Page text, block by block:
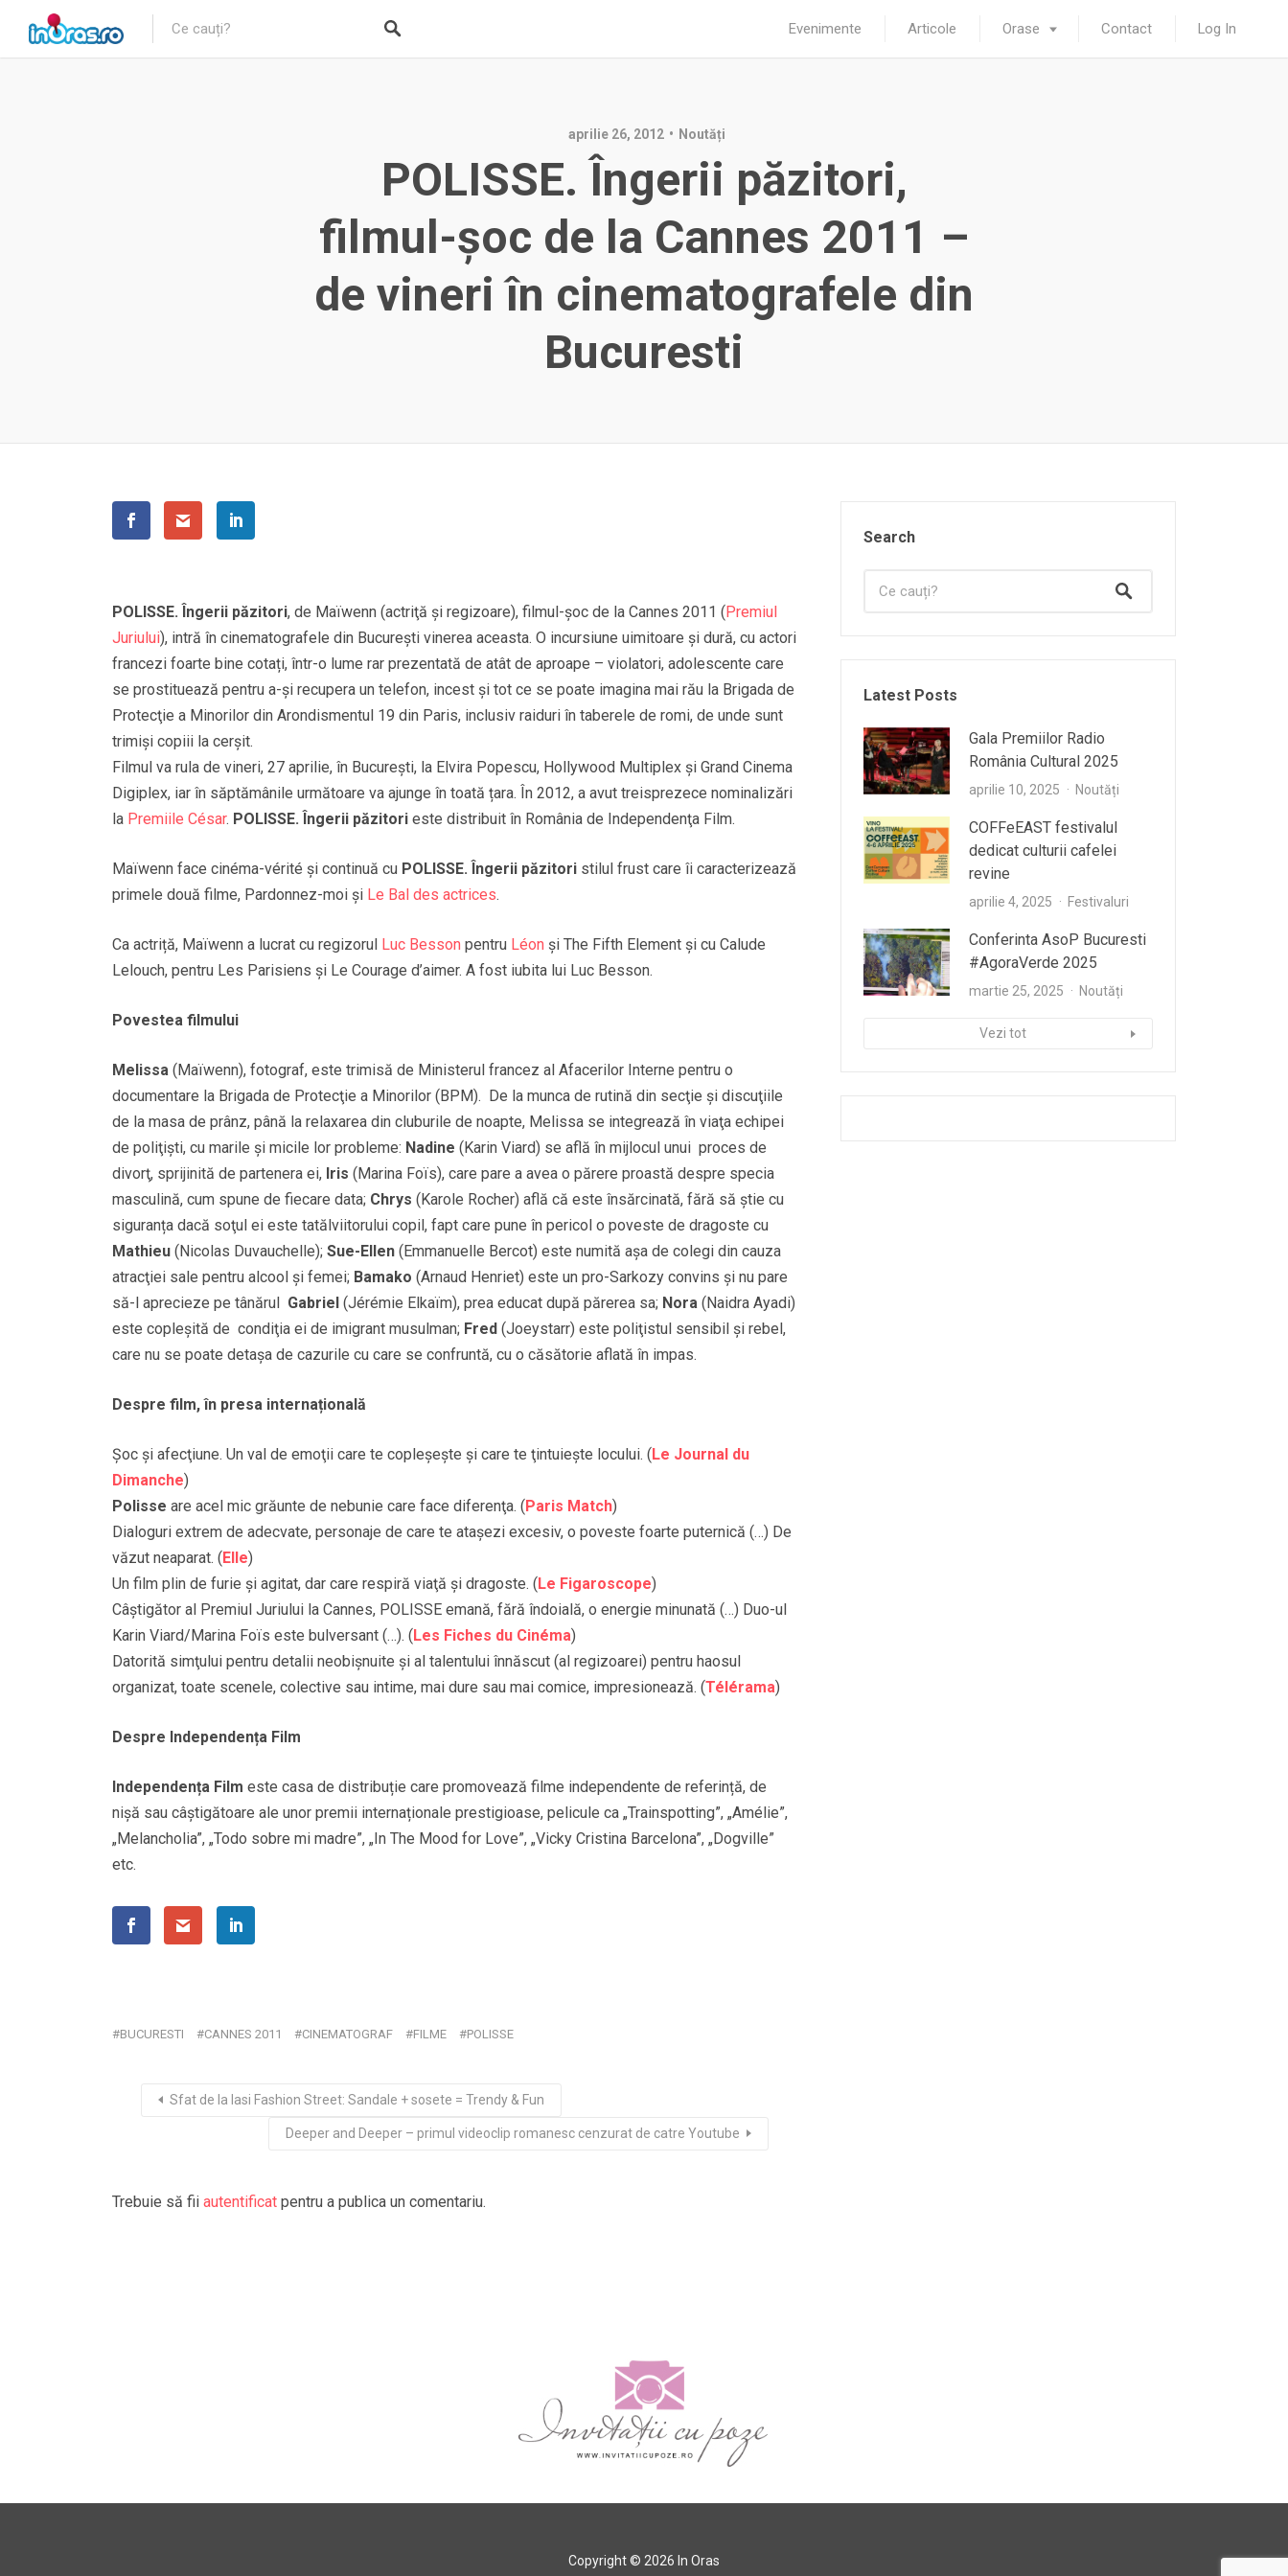
Evenimente Articole Orase Contact Log In
aprilie 26, 2012 Noutăți
POLISSE. Îngerii păzitori,
filmul-şoc de la Cannes 2011 –
de vineri în cinematografele din
Bucuresti
POLISSE. Îngerii păzitori, de Maïwenn (actriţă şi regizoare), filmul-şoc de la Cannes 2011 ( Premiul
Juriului), intră în cinematografele din Bucureşti vinerea aceasta. O incursiune uimitoare și dură, cu actori
francezi foarte bine cotați, într-o lume rar prezentată de atât de aproape – violatori, adolescente care
se prostituează pentru a-şi recupera un telefon, incest şi tot ce se poate imagina mai rău la Brigada de
Protecţie a Minorilor din Arondismentul 19 din Paris, inclusiv raiduri în taberele de romi, de unde sunt
trimişi copiii la cerşit.
Filmul va rula de vineri, 27 aprilie, în București, la Elvira Popescu, Hollywood Multiplex și Grand Cinema
Digiplex, iar în săptămânile următoare va ajunge în toată țara. În 2012, a avut treisprezece nominalizări
la Premiile César. POLISSE. Îngerii păzitori este distribuit în România de Independenţa Film.
Maïwenn face cinéma-vérité și continuă cu POLISSE. Îngerii păzitori stilul frust care îi caracterizează
primele două filme, Pardonnez-moi şi Le Bal des actrices.
Ca actriță, Maïwenn a lucrat cu regizorul Luc Besson pentru Léon şi The Fifth Element și cu Calude
Lelouch, pentru Les Parisiens şi Le Courage d’aimer. A fost iubita lui Luc Besson.
Povestea filmului
Melissa (Maïwenn), fotograf, este trimisă de Ministerul francez al Afacerilor Interne pentru o
documentare la Brigada de Protecţie a Minorilor (BPM). De la munca de rutină din secţie şi discuţiile
de la masa de prânz, până la relaxarea din cluburile de noapte, Melissa se integrează în viaţa echipei
de poliţişti, cu marile şi micile lor probleme: Nadine (Karin Viard) se află în mijlocul unui proces de
divorţ, sprijinită de partenera ei, Iris (Marina Foïs), care pare a avea o părere proastă despre specia
masculină, cum spune de fiecare data; Chrys (Karole Rocher) află că este însărcinată, fără să știe cu
siguranța dacă soţul ei este tatălviitorului copil, fapt care pune în pericol o poveste de dragoste cu
Mathieu (Nicolas Duvauchelle); Sue-Ellen (Emmanuelle Bercot) este numită aşa de colegi din cauza
atracţiei sale pentru alcool şi femei; Bamako (Arnaud Henriet) este un pro-Sarkozy convins şi nu pare
să-l aprecieze pe tânărul Gabriel (Jérémie Elkaïm), prea educat după părerea sa; Nora (Naidra Ayadi)
este copleşită de condiţia ei de imigrant musulman; Fred (Joeystarr) este poliţistul sensibil şi rebel,
care nu se poate detaşa de cazurile cu care se confruntă, cu o căsătorie aflată în impas.
Despre film,în presa internațională
Şoc şi afecţiune. Un val de emoţii care te copleşeşte şi care te ţintuieşte locului. ( Le Journal du
Dimanche)
Polisse are acel mic grăunte de nebunie care face diferenţa. ( Paris Match)
Dialoguri extrem de adecvate, personaje de care te ataşezi excesiv, o poveste foarte puternică (…) De
văzut neaparat. ( Elle)
Un film plin de furie și agitat, dar care respiră viaţă şi dragoste. ( Le Figaroscope)
Câștigător al Premiul Juriului la Cannes, POLISSE emană, fără îndoială, o energie minunată (…) Duo-ul
Karin Viard/Marina Foïs este bulversant (…). ( Les Fiches du Cinéma)
Datorită simţului pentru detalii neobişnuite şi al talentului înnăscut (al regizoarei) pentru haosul
organizat, toate scenele, colective sau intime, mai dure sau mai comice, impresionează. (Télérama)
Despre Independența Film
Independența Film este casa de distribuție care promovează filme independente de referință, de
nișă sau câștigătoare ale unor premii internaționale prestigioase, pelicule ca „Trainspotting”, „Amélie”,
„Melancholia”, „Todo sobre mi madre”, „In The Mood for Love”, „Vicky Cristina Barcelona”, „Dogville”
etc.
BUCURESTI CANNES 2011 CINEMATOGRAF FILME POLISSE
Sfat de la Iasi Fashion Street: Sandale + sosete = Trendy & Fun
Deeper and Deeper – primul videoclip romanesc cenzurat de catre Youtube
Trebuie să fii autentificat pentru a publica un comentariu.
Search
Latest Posts
Gala Premiilor Radio
România Cultural 2025
aprilie 10, 2025 Noutăți
COFFeEAST festivalul
dedicat culturii cafelei
revine
aprilie 4, 2025 Festivaluri
Conferinta AsoP Bucuresti
#AgoraVerde 2025
martie 25, 2025 Noutăți
Vezi tot
Copyright © 2026 In Oras